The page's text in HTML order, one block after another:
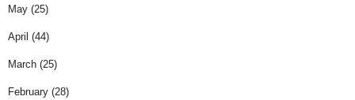
May (25)
April (44)
March (25)
February (28)